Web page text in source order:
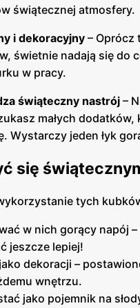
świątecznej atmosfery.
i dekoracyjny – Oprócz
świetnie nadają się
w pracy.
świąteczny nastrój –
małych
Wystarczy jeden łyk
się
tych
w nich gorący napój
jeszcze lepiej!
dekoracji –
wnętrzu.
jako pojemnik na